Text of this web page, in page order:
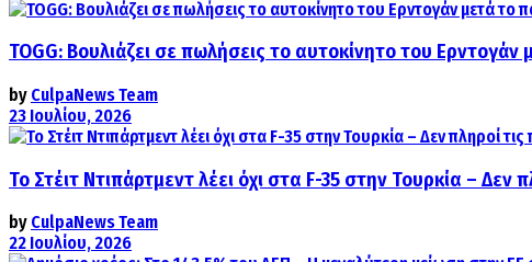
TOGG: Βουλιάζει σε πωλήσεις το αυτοκίνητο του
by CulpaNews Team
23 Ιουλίου, 2026
Το Στέιτ Ντιπάρτμεντ λέει όχι στα F-35 στην Τουρκία – Δεν
by CulpaNews Team
22 Ιουλίου, 2026